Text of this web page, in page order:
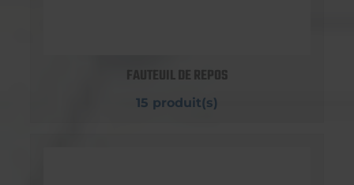
FAUTEUIL DE REPOS
15 produit(s)